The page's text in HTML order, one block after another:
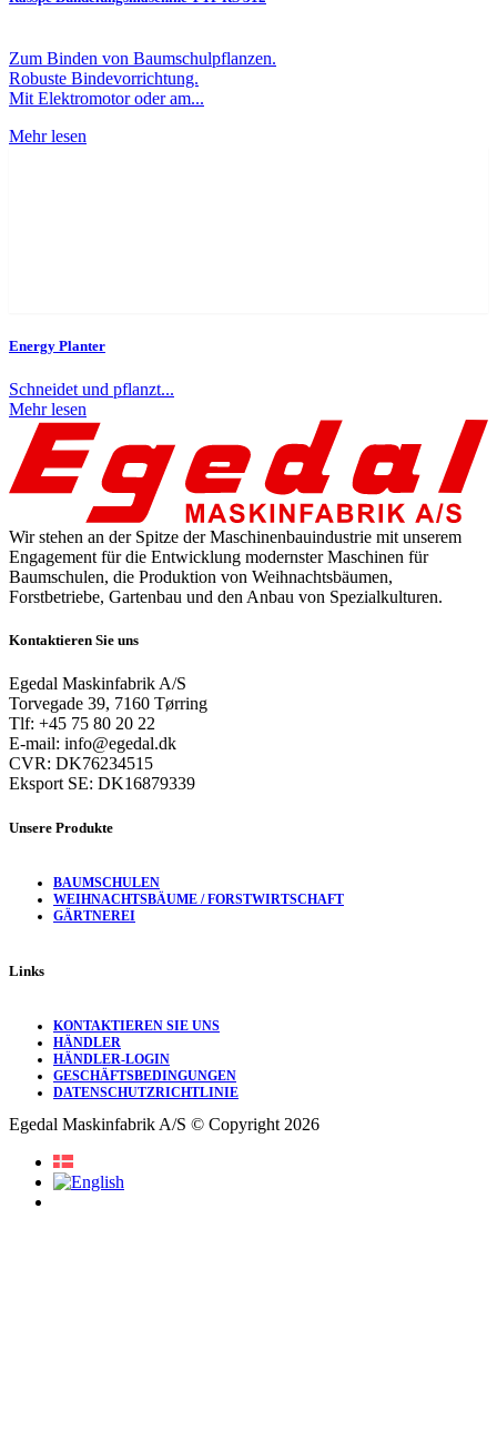
Zum Binden von Baumschulpflanzen.
Robuste Bindevorrichtung.
Mit Elektromotor oder am...
Mehr lesen
Energy Planter
Schneidet und pflanzt...
Mehr lesen
Wir stehen an der Spitze der Maschinenbauindustrie mit unserem
Engagement für die Entwicklung modernster Maschinen für
Baumschulen, die Produktion von Weihnachtsbäumen,
Forstbetriebe, Gartenbau und den Anbau von Spezialkulturen.
Kontaktieren Sie uns
Egedal Maskinfabrik A/S
Torvegade 39, 7160 Tørring
Tlf: +45 75 80 20 22
E-mail: info@egedal.dk
CVR: DK76234515
Eksport SE: DK16879339
Unsere Produkte
BAUMSCHULEN
WEIHNACHTSBÄUME / FORSTWIRTSCHAFT
GÄRTNEREI
Links
KONTAKTIEREN SIE UNS
HÄNDLER
HÄNDLER-LOGIN
GESCHÄFTSBEDINGUNGEN
DATENSCHUTZRICHTLINIE
Egedal Maskinfabrik A/S © Copyright 2026